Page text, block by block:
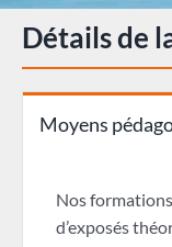
Détails de
Moyens
Nos
d’exposés